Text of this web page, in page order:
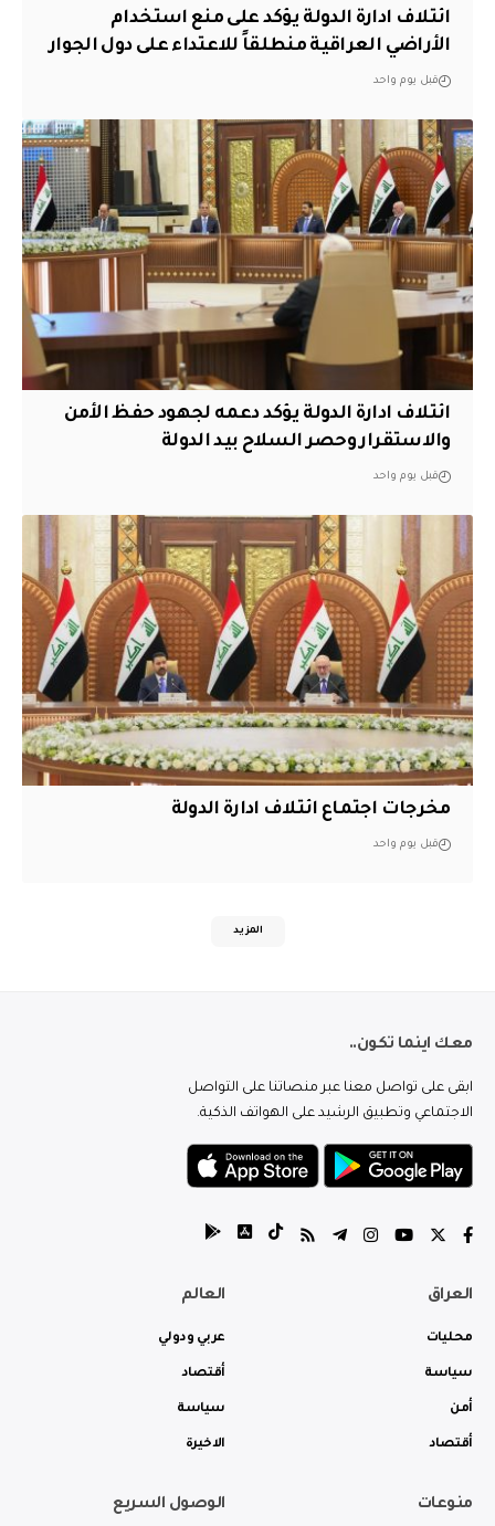
ائتلاف ادارة الدولة يؤكد على منع استخدام
الأراضي العراقية منطلقاً للاعتداء على دول الجوار
قبل يوم واحد
ائتلاف ادارة الدولة يؤكد دعمه لجهود حفظ الأمن
والاستقرار وحصر السلاح بيد الدولة
قبل يوم واحد
مخرجات اجتماع ائتلاف ادارة الدولة
قبل يوم واحد
المزيد
معك اينما تكون..
ابقى على تواصل معنا عبر منصاتنا على التواصل
الاجتماعي وتطبيق الرشيد على الهواتف الذكية.
العراق
محليات
سياسة
أمن
أقتصاد
العالم
عربي ودولي
أقتصاد
سياسة
الاخيرة
منوعات الوصول السريع